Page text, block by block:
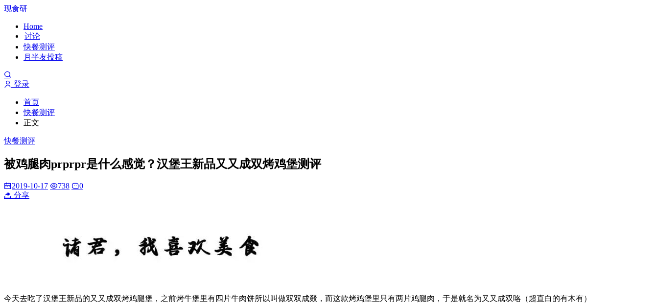
现食研
Home
讨论
快餐测评
月半友投稿
登录
首页
快餐测评
正文
快餐测评
被鸡腿肉prprpr是什么感觉？汉堡王新品又又成双烤鸡堡测评
2019-10-17 738
0
分享
今天去吃了汉堡王新品的又又成双烤鸡腿堡，之前烤牛堡里有四片牛肉饼所以叫做双双成叕，而这款烤鸡堡里只有两片鸡腿肉，于是就名为又又成双咯（超直白的有木有）